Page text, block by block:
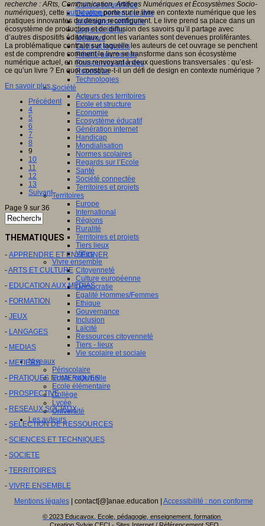
Culture scientifique
Développement durable
Intelligence artificielle
Logiciels libres
Métavers
Outils et logiciels
Réalité augmentée
Ressources sciences
Robotique
Technologies
Société
Acteurs des territoires
Ecole et structure
Economie
Ecosystème éducatif
Génération internet
Handicap
Mondialisation
Normes scolaires
Regards sur l’Ecole
Santé
Société connectée
Territoires et projets
Territoires
Europe
International
Régions
Ruralité
Territoires et projets
Tiers lieux
Villes
Vivre ensemble
Citoyenneté
Culture européenne
Démocratie
Egalité Hommes/Femmes
Ethique
Gouvernance
Inclusion
Laïcité
Ressources citoyenneté
Tiers - lieux
Vie scolaire et sociale
Niveaux
Périscolaire
Ecole maternelle
Ecole élémentaire
Collège
Lycée
Université
Les auteurs
recherche : ARts, Communication, Artifices Numériques et Écosystèmes Socio-
numériques), cette publicationporte sur le livre en contexte numérique que les
pratiques innovantes du design reconfigurent. Le livre prend sa place dans un
écosystème de production et de diffusion des savoirs qu’il partage avec
d’autres dispositifs éditoriaux, dont les variantes sont devenues proliférantes.
La problématique centrale sur laquelle les auteurs de cet ouvrage se penchent
est de comprendre comment le livre se transforme dans son écosystème
numérique actuel, en nous renvoyant à deux questions transversales : qu’est-
ce qu’un livre ? En quoi constitue-t-il un défi de design en contexte numérique ?
En savoir plus...
Précédent
4
5
6
7
8
9
10
11
12
13
Suivant
Page 9 sur 36
THEMATIQUES
- APPRENDRE ET ENSEIGNER
-ARTS ET CULTURE
- EDUCATION AUX MEDIAS
- FORMATION
- JEUX
- LANGAGES
- MEDIAS
- METIERS
- PRATIQUES NUMERIQUES
- PROSPECTIVE
- RESEAUX SOCIAUX
- SELECTION DE RESSOURCES
- SCIENCES ET TECHNIQUES
- SOCIETE
- TERRITOIRES
- VIVRE ENSEMBLE
Mentions légales| contact[@]anae.education | Accessibilité : non conforme
© 2023 Educavox, Ecole, pédagogie, enseignement, formation
Creation Sylvie CECI - Sites Internet / Référencement SEO